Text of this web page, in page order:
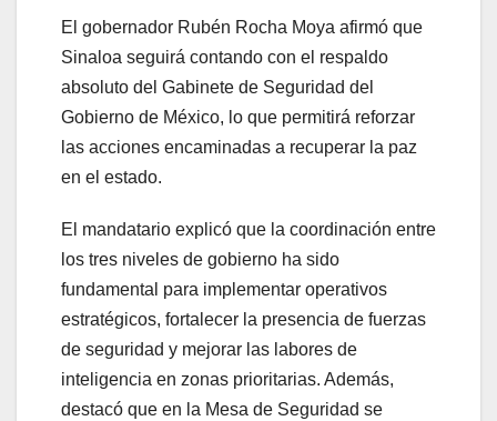
El gobernador Rubén Rocha Moya afirmó que
Sinaloa seguirá contando con el respaldo
absoluto del Gabinete de Seguridad del
Gobierno de México, lo que permitirá reforzar
las acciones encaminadas a recuperar la paz
en el estado.
El mandatario explicó que la coordinación entre
los tres niveles de gobierno ha sido
fundamental para implementar operativos
estratégicos, fortalecer la presencia de fuerzas
de seguridad y mejorar las labores de
inteligencia en zonas prioritarias. Además,
destacó que en la Mesa de Seguridad se